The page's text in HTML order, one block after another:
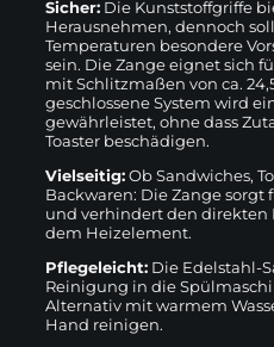
Sicher: Die Kunststoffgriffe
Herausnehmen, dennoch
Temperaturen besondere
sein. Die Zange eignet sich
mit Schlitzmaßen von ca. 24,5
geschlossene System wird
gewährleistet, ohne dass
Toaster beschädigen.
Vielseitig:Ob Sandwiches,
Backwaren: Die Zange
und verhindert den
dem Heizelement.
Pflegeleicht: Die Edelstahl-
Reinigung in die
Alternativ mit warmem
Hand reinigen.